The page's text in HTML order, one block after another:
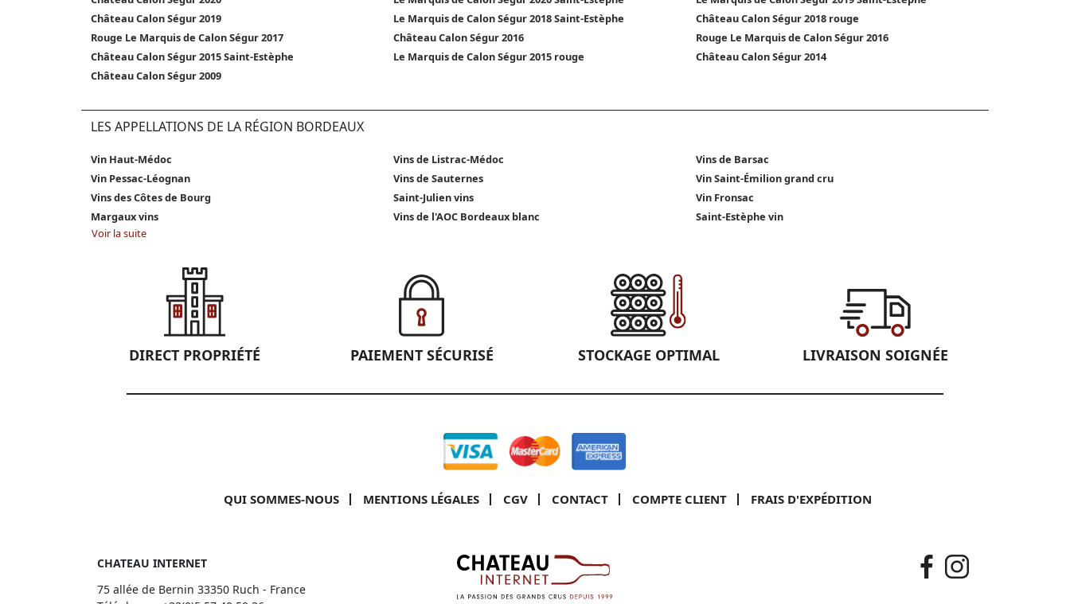
Château Calon Ségur 2019
Le Marquis de Calon Ségur 2018 Saint-Estèphe
Château Calon Ségur 2018 rouge
Rouge Le Marquis de Calon Ségur 2017
Château Calon Ségur 2016
Rouge Le Marquis de Calon Ségur 2016
Château Calon Ségur 2015 Saint-Estèphe
Le Marquis de Calon Ségur 2015 rouge
Château Calon Ségur 2014
Château Calon Ségur 2009
LES APPELLATIONS DE LA RÉGION BORDEAUX
Vin Haut-Médoc Vins de Listrac-Médoc
Vins de Barsac
Vin Pessac-Léognan
Vins de Sauternes
Vin Saint-Émilion grand cru
Vins des Côtes de Bourg
Saint-Julien vins
Vin Fronsac
Margaux vins
Vins de l'AOC Bordeaux blanc
Saint-Estèphe vin
Voir la suite
DIRECT PROPRIÉTÉ PAIEMENT SÉCURISÉ STOCKAGE OPTIMAL LIVRAISON SOIGNÉE
QUI SOMMES-NOUS MENTIONS LÉGALES CGV CONTACT COMPTE CLIENT FRAIS D'EXPÉDITION
CHATEAU INTERNET
75 allée de Bernin 33350 Ruch - France